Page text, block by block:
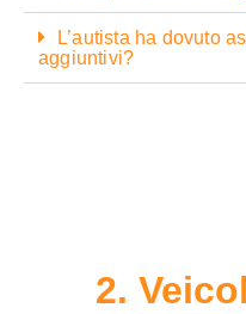
L’autista ha dovuto
aggiuntivi?
2.